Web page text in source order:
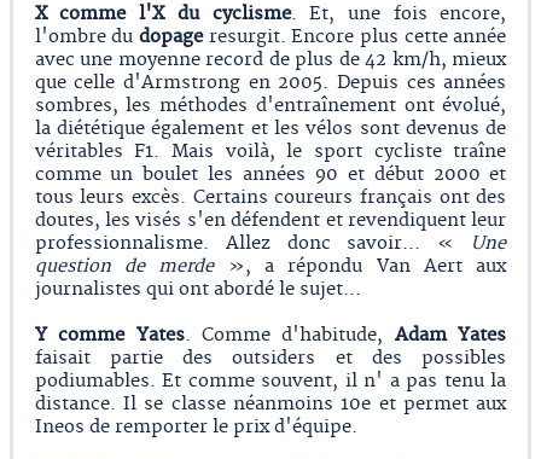
X comme l'X du cyclisme. Et, une fois encore,
l'ombre du dopageresurgit. Encore plus cette année
avec une moyenne record de plus de 42 km/h, mieux
que celle d'Armstrong en 2005. Depuis ces années
sombres, les méthodes d'entraînement ont évolué,
la diététique également et les vélos sont devenus de
véritables F1. Mais voilà, le sport cycliste traîne
comme un boulet les années 90 et début 2000 et
tous leurs excès. Certains coureurs français ont des
doutes, les visés s'en défendent et revendiquent leur
professionnalisme. Allez donc savoir... « Une
question de merde», a répondu Van Aert aux
journalistes qui ont abordé le sujet...
Y comme Yates. Comme d'habitude, Adam Yates
faisait partie des outsiders et des possibles
podiumables. Et comme souvent, il n' a pas tenu la
distance. Il se classe néanmoins 10e et permet aux
Ineos de remporter le prix d'équipe.